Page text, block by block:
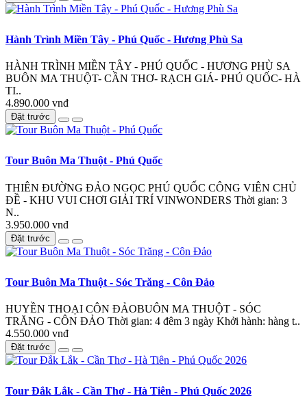
Hành Trình Miền Tây - Phú Quốc - Hương Phù Sa
HÀNH TRÌNH MIỀN TÂY - PHÚ QUỐC - HƯƠNG PHÙ SA
BUÔN MA THUỘT- CẦN THƠ- RẠCH GIÁ- PHÚ QUỐC- HÀ
TI..
4.890.000 vnđ
Đặt trước
Tour Buôn Ma Thuột - Phú Quốc
THIÊN ĐƯỜNG ĐẢO NGỌC PHÚ QUỐC CÔNG VIÊN CHỦ
ĐỀ - KHU VUI CHƠI GIẢI TRÍ VINWONDERS Thời gian: 3
N..
3.950.000 vnđ
Đặt trước
Tour Buôn Ma Thuột - Sóc Trăng - Côn Đảo
HUYỀN THOẠI CÔN ĐẢOBUÔN MA THUỘT - SÓC
TRĂNG - CÔN ĐẢO Thời gian: 4 đêm 3 ngày Khởi hành: hàng t..
4.550.000 vnđ
Đặt trước
Tour Đắk Lắk - Cần Thơ - Hà Tiên - Phú Quốc 2026